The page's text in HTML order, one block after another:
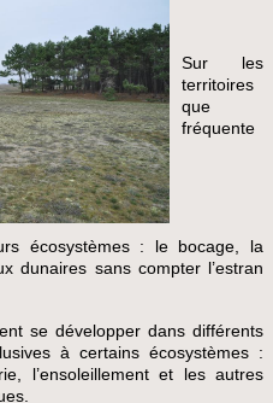
Sur les
territoires
que
fréquente
écosystèmes : le bocage, la
dunaires sans compter l’estran
se développer dans différents
à certains écosystèmes :
l’ensoleillement et les autres